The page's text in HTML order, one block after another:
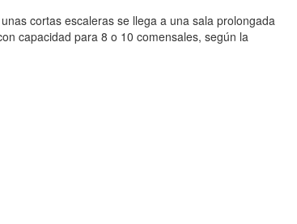
cortas escaleras se llega a una sala prolongada
capacidad para 8 o 10 comensales, según la